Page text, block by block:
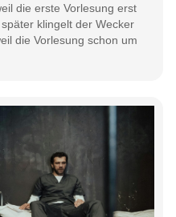
die erste Vorlesung erst
klingelt der Wecker
die Vorlesung schon um